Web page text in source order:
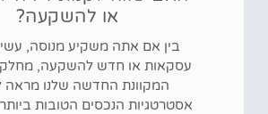
או להשקעה?
בין אם אתה משקיע מנוסה,
עסקאות או חדש להשקעה,
המקוונת החדשה שלנו מראה
אסטרטגיות הנכסים הטובות